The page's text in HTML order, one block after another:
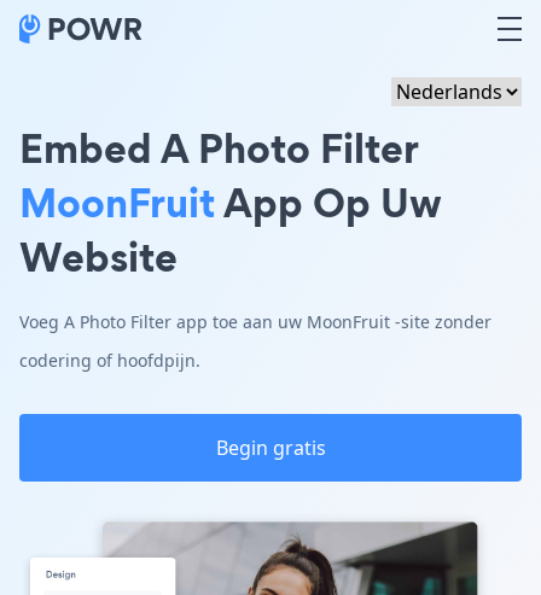
Embed A Photo Filter
MoonFruitApp Op Uw
Website
Voeg A Photo Filter app toe aan uw MoonFruit -site zonder
codering of hoofdpijn.
Begin gratis